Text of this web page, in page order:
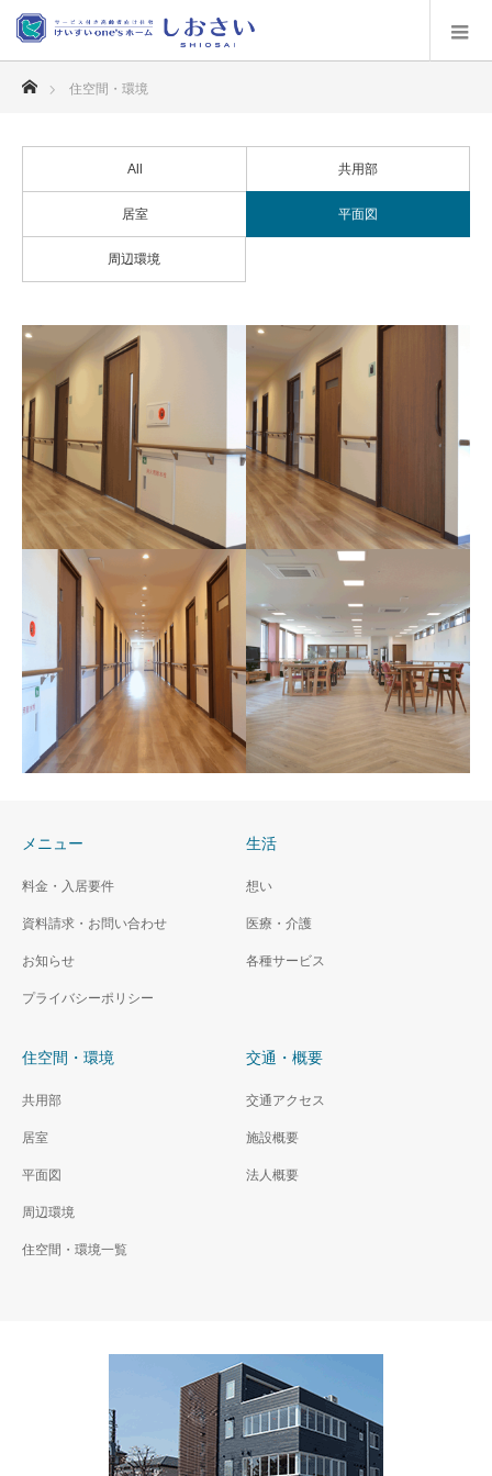
ホーム
住空間・環境
All 共用部
居室 平面図
周辺環境
平面図 1階 平面図 2階
メニュー
料金・入居要件
資料請求・お問い合わせ
お知らせ
プライバシーポリシー
生活
想い
医療・介護
各種サービス
住空間・環境
共用部
居室
平面図
周辺環境
住空間・環境一覧
交通・概要
交通アクセス
施設概要
法人概要